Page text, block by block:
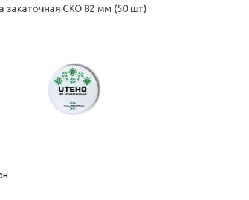
закаточная СКО 82 мм (50 шт)